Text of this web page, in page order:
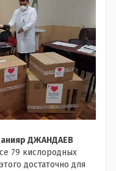
ДЖАНДАЕВ
79 кислородных
достаточно для